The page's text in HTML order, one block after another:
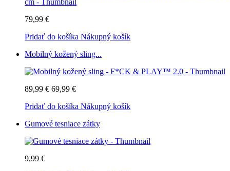
79,99 €
Pridať do košíka Nákupný košík
Mobilný kožený sling...
89,99 € 69,99 €
Pridať do košíka Nákupný košík
Gumové tesniace zátky
9,99 €